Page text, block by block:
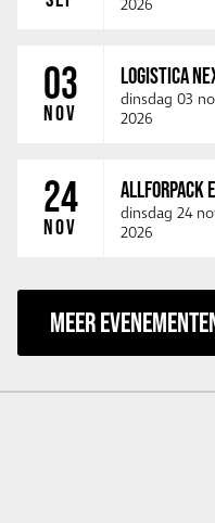
2026
03
NOV
LOGISTICA
dinsdag 03
2026
24
NOV
ALLFORPACK
dinsdag 24
2026
MEER